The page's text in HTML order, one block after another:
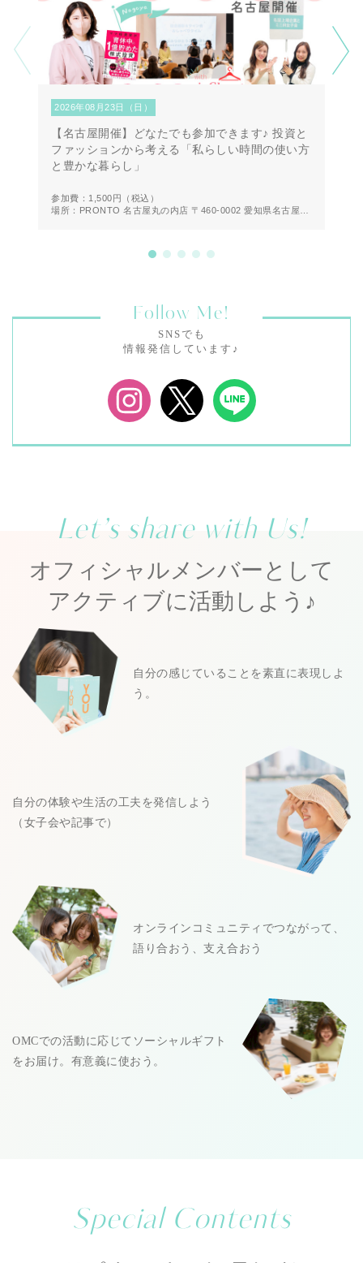
2026年08月23日（日）
【名古屋開催】どなたでも参加できます♪ 投資と
ファッションから考える「私らしい時間の使い方
と豊かな暮らし」
参加費：1,500円
（税込）
場所：PRONTO 名古屋丸の内店 〒460-0002 愛知県名古屋市
Follow Me!
SNSでも
情報発信しています♪
Let’s share with Us!
オフィシャルメンバーとして
アクティブに活動しよう♪
自分の感じていることを素直に表現しよ
う。
自分の体験や生活の工夫を発信しよう
（女子会や記事で）
オンラインコミュニティでつながって、
語り合おう、支え合おう
OMCでの活動に応じてソーシャルギフト
をお届け。有意義に使おう。
Special Contents